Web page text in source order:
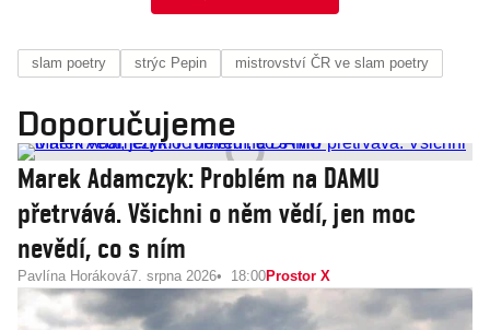
slam poetry strýc Pepin mistrovství ČR ve slam poetry
Doporučujeme
Marek Adamczyk: Problém na DAMU
přetrvává. Všichni o něm vědí, jen moc
nevědí, co s ním
Pavlína Horáková7. srpna 2026 18:00Prostor X